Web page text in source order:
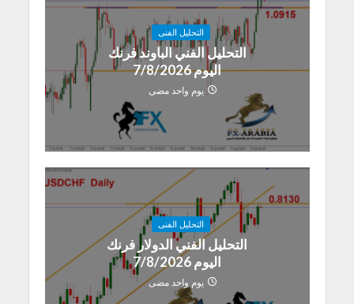
التحليل الفنى
التحليل الفني الباوند فرنك
اليوم 7/8/2026
يوم واحد مضى
التحليل الفنى
التحليل الفني الدولار فرنك
اليوم 7/8/2026
يوم واحد مضى